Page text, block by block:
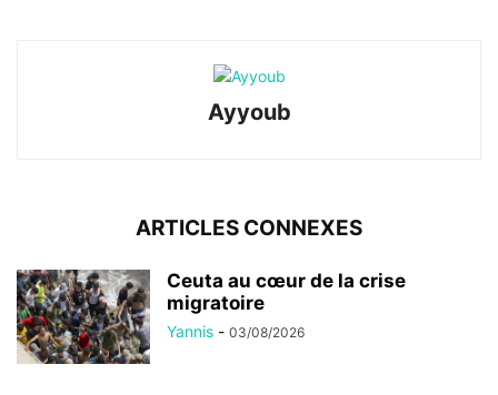
Ayyoub
ARTICLES CONNEXES
Ceuta au cœur de la crise
migratoire
Yannis - 03/08/2026